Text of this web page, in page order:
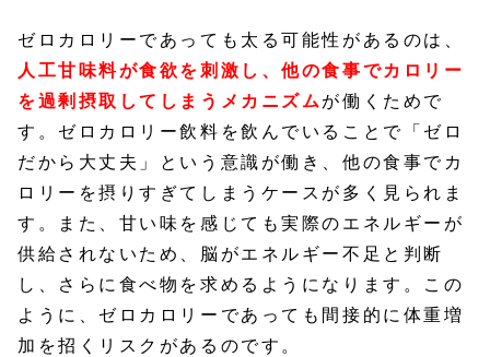
ゼロカロリーであっても太る可能性があるのは、
人工甘味料が食欲を刺激し、他の食事でカロリー
を過剰摂取してしまうメカニズム が働くためで
す。ゼロカロリー飲料を飲んでいることで「ゼロ
だから大丈夫」という意識が働き、他の食事でカ
ロリーを摂りすぎてしまうケースが多く見られま
す。また、甘い味を感じても実際のエネルギーが
供給されないため、脳がエネルギー不足と判断
し、さらに食べ物を求めるようになります。この
ように、ゼロカロリーであっても間接的に体重増
加を招くリスクがあるのです。